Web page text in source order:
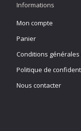
Informations
Mon compte
Panier
Conditions
Politique de
Nous contacter